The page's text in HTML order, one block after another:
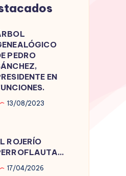
PEDRO
EN
13/08/2023
ROJERÍO
17/04/2026